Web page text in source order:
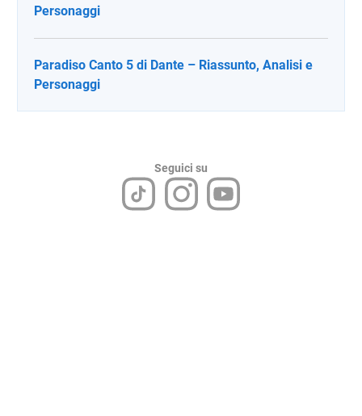
Personaggi
Paradiso Canto 5 di Dante – Riassunto, Analisi e
Personaggi
Seguici su